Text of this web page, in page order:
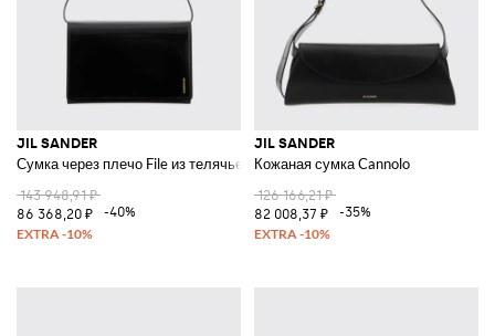
JIL SANDER
Сумка через плечо File из телячьей кожи
143 948,91 ₽
86 368,20 ₽
-40%
JIL SANDER
Кожаная сумка Cannolo
126 166,21 ₽
82 008,37 ₽
-35%